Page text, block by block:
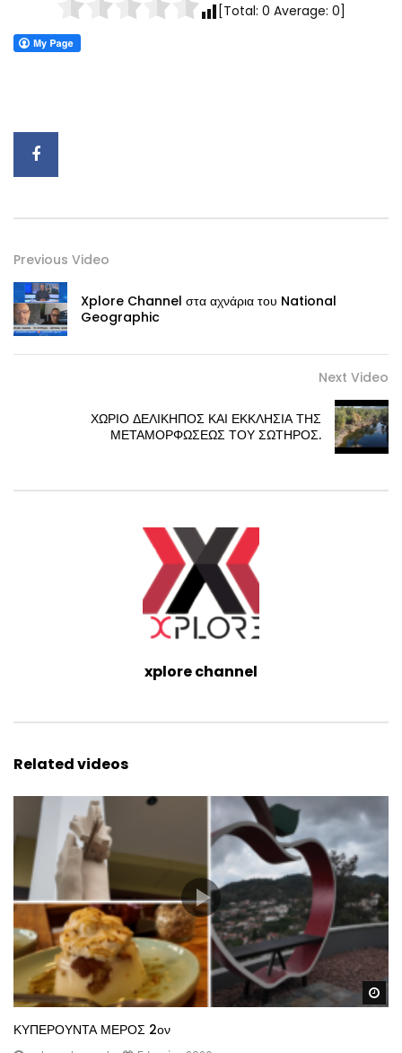
[Total: 0 Average: 0]
Previous Video
Xplore Channel στα αχνάρια του National
Geographic
Next Video
ΧΩΡΙΟ ΔΕΛΙΚΗΠΟΣ ΚΑΙ ΕΚΚΛΗΣΙΑ ΤΗΣ
ΜΕΤΑΜΟΡΦΩΣΕΩΣ ΤΟΥ ΣΩΤΗΡΟΣ.
xplore channel
Related videos
ΚΥΠΕΡΟΥΝΤΑ ΜΕΡΟΣ 2ον